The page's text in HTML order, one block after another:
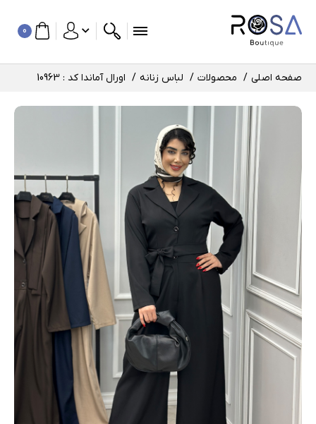
0
صفحه اصلی محصولات لباس زنانه اورال آماندا کد : 10963